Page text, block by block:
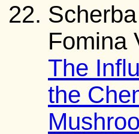
Fomina
The
the